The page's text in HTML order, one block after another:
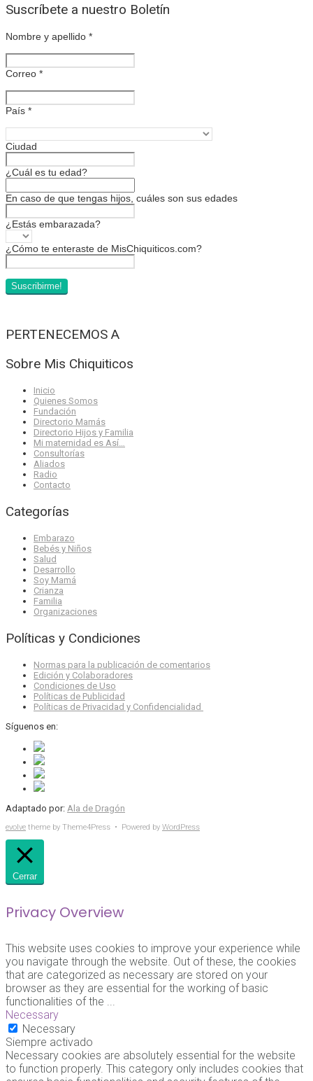
Suscríbete a nuestro Boletín
Nombre y apellido *
Correo *
País *
Ciudad
¿Cuál es tu edad?
En caso de que tengas hijos, cuáles son sus edades
¿Estás embarazada?
¿Cómo te enteraste de MisChiquiticos.com?
PERTENECEMOS A
Sobre Mis Chiquiticos
Inicio
Quienes Somos
Fundación
Directorio Mamás
Directorio Hijos y Familia
Mi maternidad es Así…
Consultorías
Aliados
Radio
Contacto
Categorías
Embarazo
Bebés y Niños
Salud
Desarrollo
Soy Mamá
Crianza
Familia
Organizaciones
Políticas y Condiciones
Normas para la publicación de comentarios
Edición y Colaboradores
Condiciones de Uso
Políticas de Publicidad
Políticas de Privacidad y Confidencialidad
Síguenos en:
Adaptado por: Ala de Dragón
evolve theme by Theme4Press • Powered by WordPress
Cerrar
Privacy Overview
This website uses cookies to improve your experience while
you navigate through the website. Out of these, the cookies
that are categorized as necessary are stored on your
browser as they are essential for the working of basic
functionalities of the ...
Necessary
Necessary
Siempre activado
Necessary cookies are absolutely essential for the website
to function properly. This category only includes cookies that